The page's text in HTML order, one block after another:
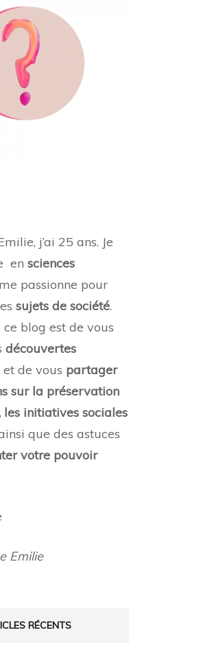
j’ai 25 ans. Je
en sciences
passionne pour
sujets de société.
blog est de vous
découvertes
et de vous partager
sur la préservation
initiatives sociales
que des astuces
votre pouvoir
Emilie
RÉCENTS